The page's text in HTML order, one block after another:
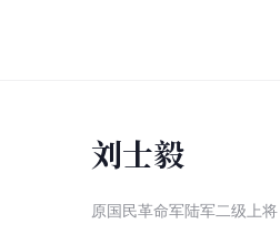
刘士毅
原国民革命军陆军二级上将